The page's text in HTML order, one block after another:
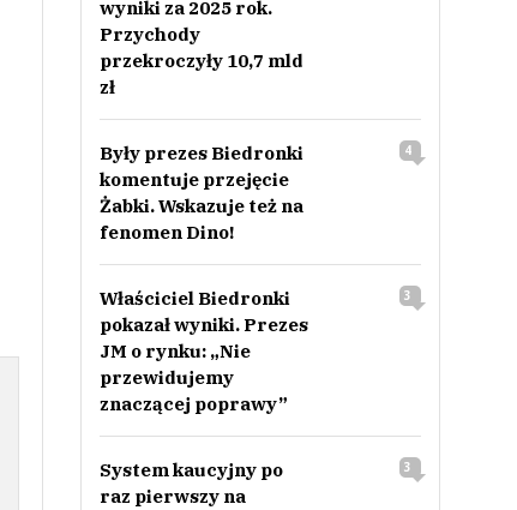
wyniki za 2025 rok.
Przychody
przekroczyły 10,7 mld
zł
Były prezes Biedronki
komentuje przejęcie
Żabki. Wskazuje też na
fenomen Dino!
4
Właściciel Biedronki
pokazał wyniki. Prezes
JM o rynku: „Nie
przewidujemy
znaczącej poprawy”
3
System kaucyjny po
raz pierwszy na
3